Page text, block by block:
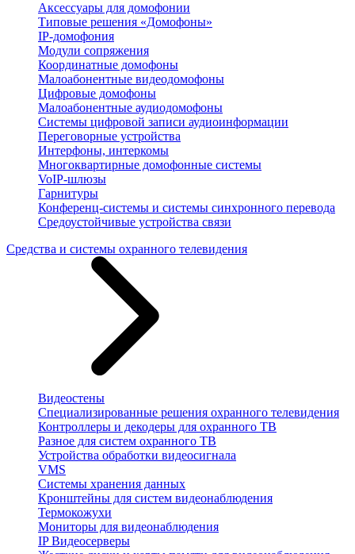
Аксессуары для домофонии
Типовые решения «Домофоны»
IP-домофония
Модули сопряжения
Координатные домофоны
Малоабонентные видеодомофоны
Цифровые домофоны
Малоабонентные аудиодомофоны
Системы цифровой записи аудиоинформации
Переговорные устройства
Интерфоны, интеркомы
Многоквартирные домофонные системы
VoIP-шлюзы
Гарнитуры
Конференц-системы и системы синхронного перевода
Средоустойчивые устройства связи
Средства и системы охранного телевидения
Видеостены
Специализированные решения охранного телевидения
Контроллеры и декодеры для охранного ТВ
Разное для систем охранного ТВ
Устройства обработки видеосигнала
VMS
Системы хранения данных
Кронштейны для систем видеонаблюдения
Термокожухи
Мониторы для видеонаблюдения
IP Видеосерверы